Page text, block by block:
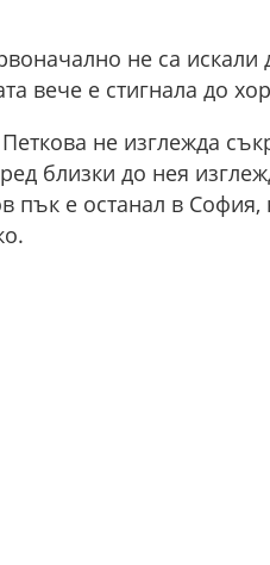
не са искали
вече е стигнала до
не изглежда
близки до нея
пък е останал в